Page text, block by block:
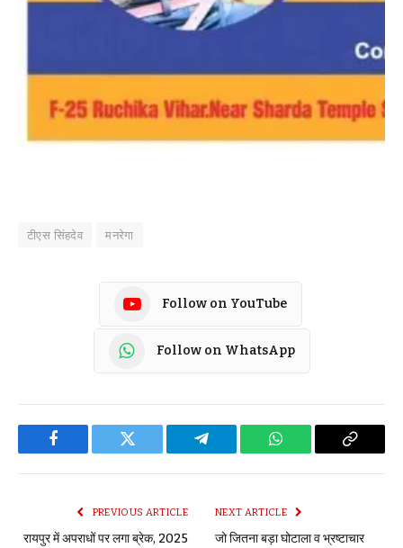
टीएस सिंहदेव मनरेगा
Follow on YouTube
Follow on WhatsApp
Facebook Twitter Telegram WhatsApp Copy
PREVIOUS ARTICLE
रायपुर में अपराधों पर लगा ब्रेक, 2025
NEXT ARTICLE
जो जितना बड़ा घोटाला व भ्रष्टाचार